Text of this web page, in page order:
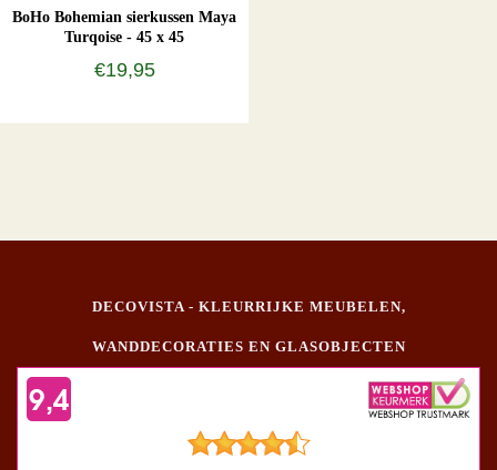
BoHo Bohemian sierkussen Maya
Turqoise - 45 x 45
€19,95
DECOVISTA - KLEURRIJKE MEUBELEN,
WANDDECORATIES EN GLASOBJECTEN